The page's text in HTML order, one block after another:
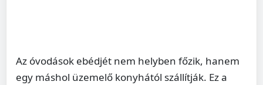
Az óvodások ebédjét nem helyben főzik, hanem
egy máshol üzemelő konyhától szállítják. Ez a